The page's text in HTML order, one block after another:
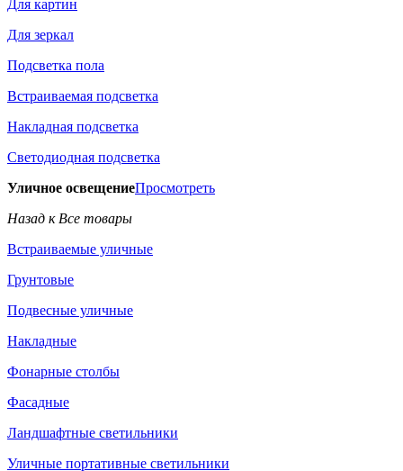
Для картин
Для зеркал
Подсветка пола
Встраиваемая подсветка
Накладная подсветка
Светодиодная подсветка
Уличное освещениеПросмотреть
Назад к Все товары
Встраиваемые уличные
Грунтовые
Подвесные уличные
Накладные
Фонарные столбы
Фасадные
Ландшафтные светильники
Уличные портативные светильники